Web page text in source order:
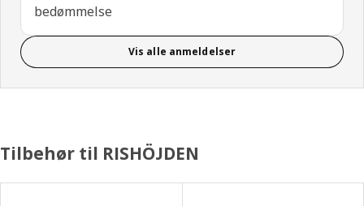
bedømmelse
Vis alle anmeldelser
Tilbehør til RISHÖJDEN